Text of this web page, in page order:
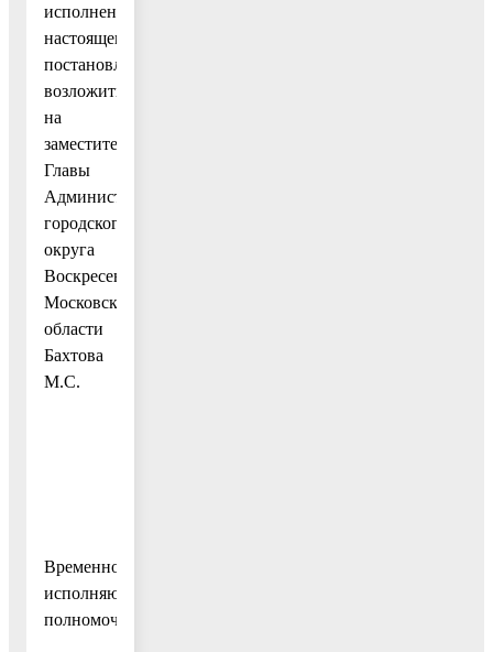
исполнением
настоящего
постановления
возложить
на
заместителя
Главы
Администрации
городского
округа
Воскресенск
Московской
области
Бахтова
М.С.
Временно
исполняющий
полномочия